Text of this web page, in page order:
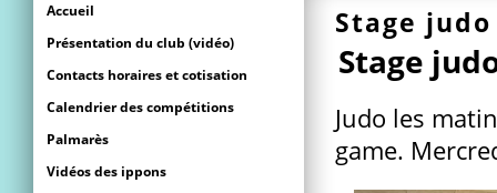
Stage
Stage
Judo les
game.
Accueil
Présentation du club (vidéo)
Contacts horaires et cotisation
Calendrier des compétitions
Palmarès
Vidéos des ippons